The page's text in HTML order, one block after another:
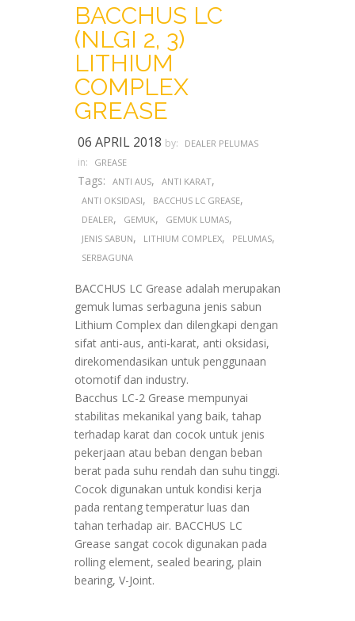
BACCHUS LC
(NLGI 2, 3)
LITHIUM
COMPLEX
GREASE
06 APRIL 2018 by: DEALER PELUMAS
in: GREASE
Tags: ANTI AUS, ANTI KARAT,
ANTI OKSIDASI, BACCHUS LC GREASE,
DEALER, GEMUK, GEMUK LUMAS,
JENIS SABUN, LITHIUM COMPLEX, PELUMAS,
SERBAGUNA
BACCHUS LC Grease adalah merupakan
gemuk lumas serbaguna jenis sabun
Lithium Complex dan dilengkapi dengan
sifat anti-aus, anti-karat, anti oksidasi,
direkomendasikan untuk penggunaan
otomotif dan industry.
Bacchus LC-2 Grease mempunyai
stabilitas mekanikal yang baik, tahap
terhadap karat dan cocok untuk jenis
pekerjaan atau beban dengan beban
berat pada suhu rendah dan suhu tinggi.
Cocok digunakan untuk kondisi kerja
pada rentang temperatur luas dan
tahan terhadap air. BACCHUS LC
Grease sangat cocok digunakan pada
rolling element, sealed bearing, plain
bearing, V-Joint.